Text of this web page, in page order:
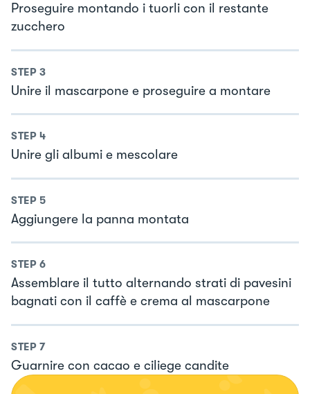
Proseguire montando i tuorli con il restante
zucchero
STEP 3
Unire il mascarpone e proseguire a montare
STEP 4
Unire gli albumi e mescolare
STEP 5
Aggiungere la panna montata
STEP 6
Assemblare il tutto alternando strati di pavesini
bagnati con il caffè e crema al mascarpone
STEP 7
Guarnire con cacao e ciliege candite